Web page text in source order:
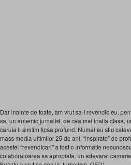
Dar inainte de toate, am vrut sa-l revendic eu,
sa, un autentic jurnalist, de cea mai inalta clasa,
caruia ii simtim lipsa profund. Numai eu stiu
mass media ultimilor 25 de ani, “inspirate” de
acestei “revendicari” a fost o informatie
colaboratoarea sa apropiata, un adevarat